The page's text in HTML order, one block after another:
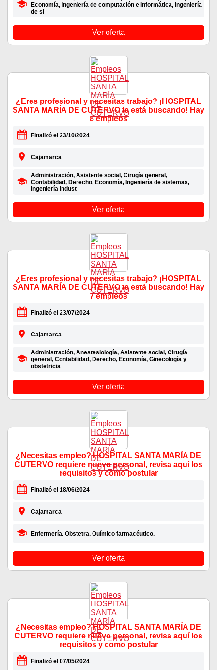
Economía, Ingeniería de computación e informática, Ingeniería
de si
Ver oferta
¿Eres profesional y necesitas trabajo? ¡HOSPITAL
SANTA MARÍA DE CUTERVO te está buscando! Hay
8 empleos
Finalizó el 23/10/2024
Cajamarca
Administración, Asistente social, Cirugía general,
Contabilidad, Derecho, Economía, Ingeniería de sistemas,
Ingeniería indust
Ver oferta
¿Eres profesional y necesitas trabajo? ¡HOSPITAL
SANTA MARÍA DE CUTERVO te está buscando! Hay
7 empleos
Finalizó el 23/07/2024
Cajamarca
Administración, Anestesiología, Asistente social, Cirugía
general, Contabilidad, Derecho, Economía, Ginecología y
obstetricia
Ver oferta
¿Necesitas empleo? HOSPITAL SANTA MARÍA DE
CUTERVO requiere nuevo personal, revisa aquí los
requisitos y como postular
Finalizó el 18/06/2024
Cajamarca
Enfermería, Obstetra, Químico farmacéutico.
Ver oferta
¿Necesitas empleo? HOSPITAL SANTA MARÍA DE
CUTERVO requiere nuevo personal, revisa aquí los
requisitos y como postular
Finalizó el 07/05/2024